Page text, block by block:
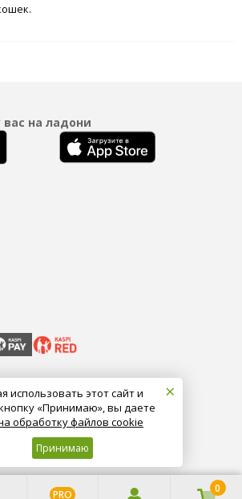
на ладони
8 (800) 004-09-40
PRO 0
×
использовать этот сайт и
«Принимаю», вы даете
обработку файлов cookie
Принимаю